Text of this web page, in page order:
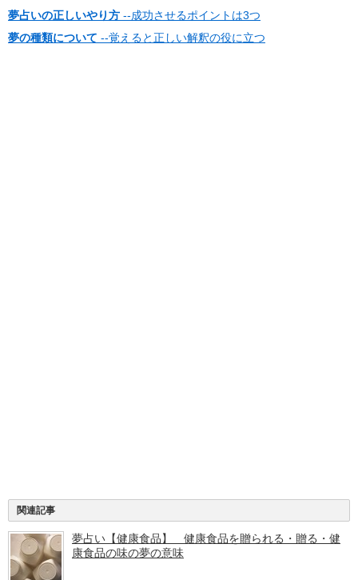
夢占いの正しいやり方 --成功させるポイントは3つ
夢の種類について --覚えると正しい解釈の役に立つ
関連記事
夢占い【健康食品】 健康食品を贈られる・贈る・健
康食品の味の夢の意味